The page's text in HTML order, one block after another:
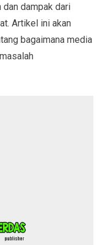
dan dampak dari
Artikel ini akan
bagaimana media